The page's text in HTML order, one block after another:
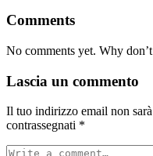
Comments
No comments yet. Why
Lascia un commento
Il tuo indirizzo email non
contrassegnati *